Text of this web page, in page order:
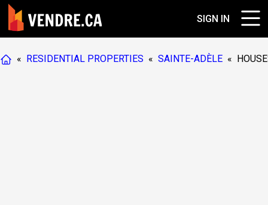
SIGN IN
« RESIDENTIAL PROPERTIES « SAINTE-ADÈLE «